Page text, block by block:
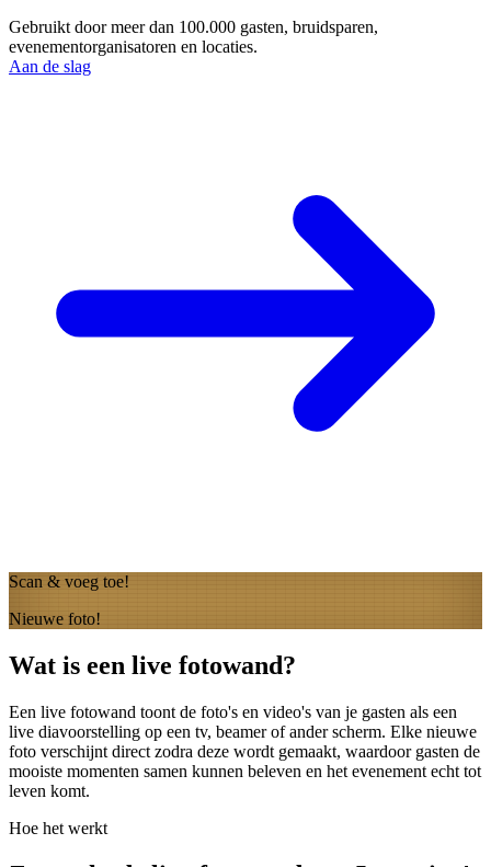
Gebruikt door meer dan 100.000 gasten, bruidsparen,
evenementorganisatoren en locaties.
Aan de slag
Scan & voeg toe!
Nieuwe foto!
Wat is een live fotowand?
Een live fotowand toont de foto's en video's van je gasten als een
live diavoorstelling op een tv, beamer of ander scherm. Elke nieuwe
foto verschijnt direct zodra deze wordt gemaakt, waardoor gasten de
mooiste momenten samen kunnen beleven en het evenement echt tot
leven komt.
Hoe het werkt